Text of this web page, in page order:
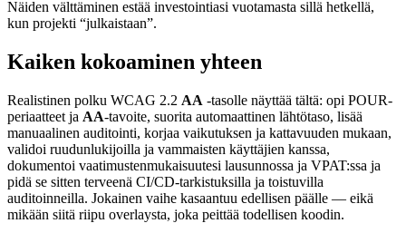
Näiden välttäminen estää investointiasi vuotamasta sillä hetkellä,
kun projekti “julkaistaan”.
Kaiken kokoaminen yhteen
Realistinen polku WCAG 2.2 AA -tasolle näyttää tältä: opi POUR-
periaatteet ja AA-tavoite, suorita automaattinen lähtötaso, lisää
manuaalinen auditointi, korjaa vaikutuksen ja kattavuuden mukaan,
validoi ruudunlukijoilla ja vammaisten käyttäjien kanssa,
dokumentoi vaatimustenmukaisuutesi lausunnossa ja VPAT:ssa ja
pidä se sitten terveenä CI/CD-tarkistuksilla ja toistuvilla
auditoinneilla. Jokainen vaihe kasaantuu edellisen päälle — eikä
mikään siitä riipu overlaysta, joka peittää todellisen koodin.